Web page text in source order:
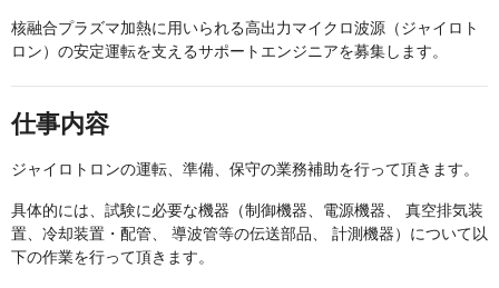
核融合プラズマ加熱に用いられる高出力マイクロ波源（ジャイロト
ロン）の安定運転を支えるサポートエンジニアを募集します。
仕事内容
ジャイロトロンの運転、準備、保守の業務補助を行って頂きます。
具体的には、試験に必要な機器（制御機器、電源機器、 真空排気装
置、冷却装置・配管、 導波管等の伝送部品、 計測機器）について以
下の作業を行って頂きます。